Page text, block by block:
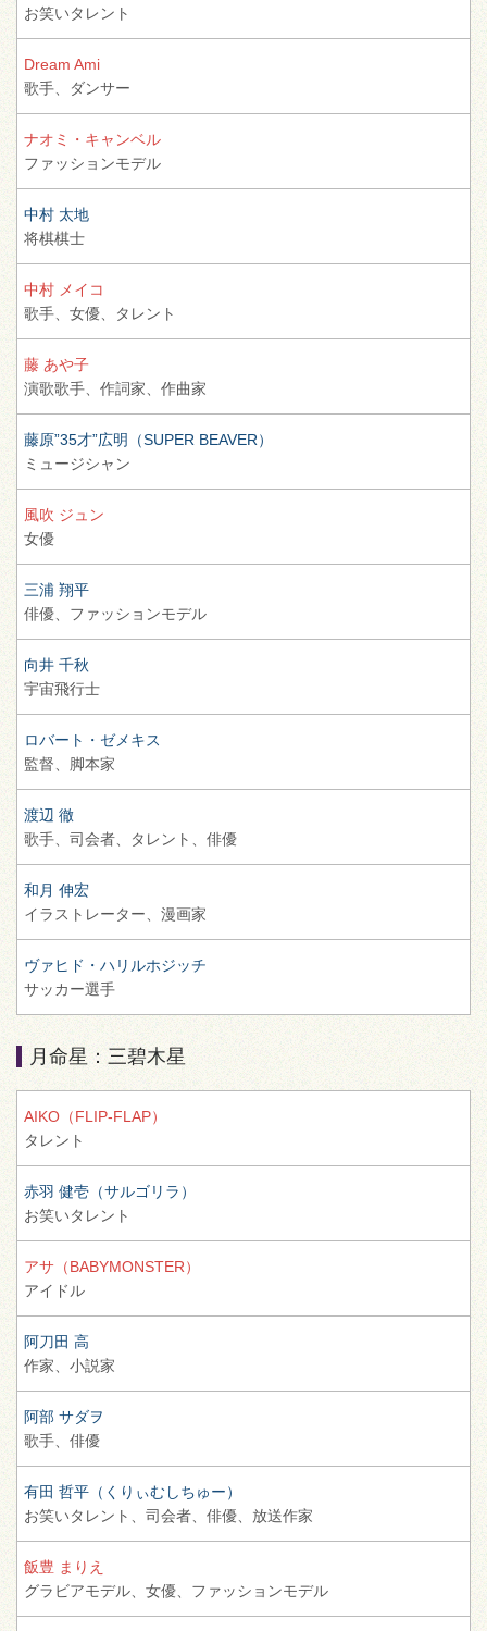
お笑いタレント
Dream Ami
歌手、
ダンサー
ナオミ・キャンベル
ファッションモデル
中村 太地
将棋棋士
中村 メイコ
歌手、 女優、 タレント
藤 あや子
演歌歌手、 作詞家、 作曲家
藤原”35才”広明（SUPER BEAVER）
ミュージシャン
風吹 ジュン
女優
三浦 翔平
俳優、 ファッションモデル
向井 千秋
宇宙飛行士
ロバート・ゼメキス
監督、
脚本家
渡辺 徹
歌手、 司会者、 タレント、 俳優
和月 伸宏
イラストレーター、 漫画家
ヴァヒド・ハリルホジッチ
サッカー選手
月命星：三碧木星
AIKO（FLIP-FLAP）
タレント
赤羽 健壱（サルゴリラ）
お笑いタレント
アサ（BABYMONSTER）
アイドル
阿刀田 高
作家、 小説家
阿部 サダヲ
歌手、 俳優
有田 哲平（くりぃむしちゅー）
お笑いタレント、 司会者、 俳優、 放送作家
飯豊 まりえ
グラビアモデル、 女優、 ファッションモデル